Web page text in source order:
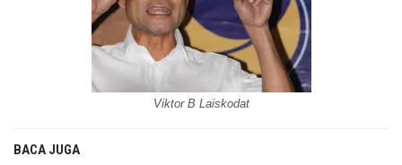
Viktor B Laiskodat
BACA JUGA